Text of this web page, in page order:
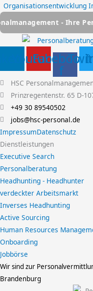
Organisationsentwicklung
- Ihre
Youtube
Facebook-
f
HSC
Prinzregentenstr. 65 D-
+49 30 89540502
jobs@hsc-personal.de
ImpressumDatenschutz
Dienstleistungen
Executive Search
Personalberatung
Headhunting - Headhunter
verdeckter Arbeitsmarkt
Inverses Headhunting
Active Sourcing
Human Resources
Onboarding
Jobbörse
Wir sind zur
Brandenburg